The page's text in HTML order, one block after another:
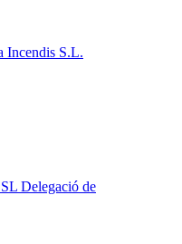
Incendis S.L.
Delegació de